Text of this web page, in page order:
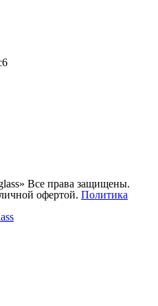
Все права защищены.
офертой. Политика